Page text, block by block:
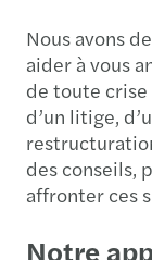
Nous avons
aider à vous
de toute crise
d’un litige,
des conseils,
affronter ces
Notre